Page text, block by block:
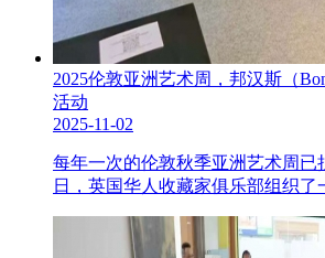
2025伦敦亚洲艺术周，邦汉斯（
活动
2025-11-02
每年一次的伦敦秋季亚洲艺术周已
日，英国华人收藏家俱乐部组织了